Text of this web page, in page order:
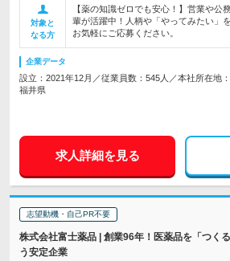
対象と
なる方
【薬の知識ゼロでも安心！】営業や公
輩が活躍中！人柄や「やってみたい」
お気軽にご応募ください。
企業データ
設立：2021年12月／従業員数：545人／本社所在地：
福井県
求人詳細を見る
志望動機・自己PR不要
株式会社富士薬品 | 創業96年！医薬品を「つく
う安定企業